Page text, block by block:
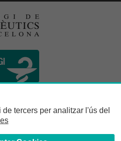
tercers per analitzar l'ús del